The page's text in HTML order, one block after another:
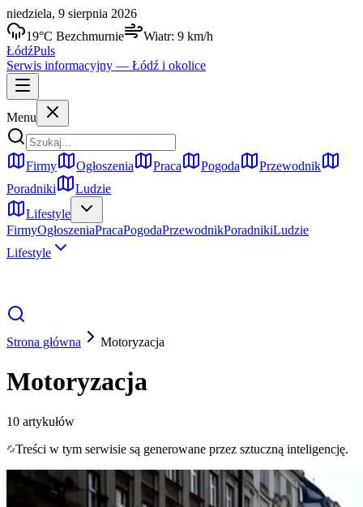
niedziela, 9 sierpnia 2026
19°C Bezchmurnie Wiatr: 9 km/h
ŁódźPuls
Serwis informacyjny — Łódź i okolice
Menu
Firmy Ogłoszenia Praca Pogoda
Przewodnik
Poradniki
Ludzie
Lifestyle
FirmyOgłoszeniaPracaPogodaPrzewodnikPoradnikiLudzie
Lifestyle
Strona główna Motoryzacja
Motoryzacja
10 artykułów
Treści w tym serwisie są generowane przez sztuczną inteligencję.